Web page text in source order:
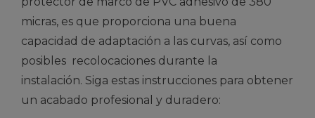
micras, es que proporciona una buena
capacidad de adaptación a las curvas, así como
posibles recolocaciones durante la
instalación. Siga estas instrucciones para obtener
un acabado profesional y duradero: